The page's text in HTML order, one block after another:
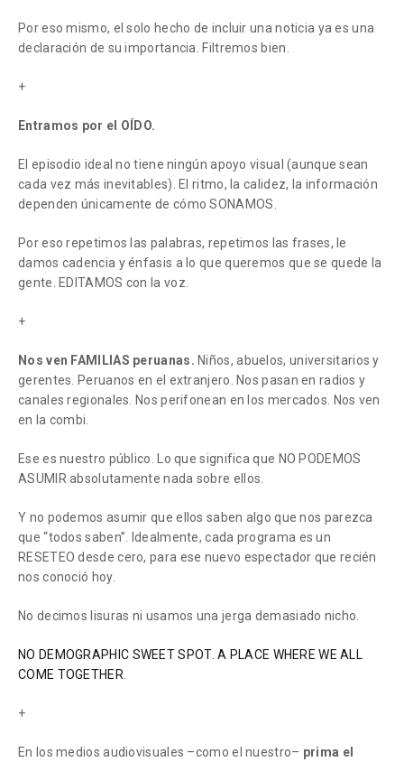
Por eso mismo, el solo hecho de incluir una noticia ya es una
declaración de su importancia. Filtremos bien.
+
Entramos por el OÍDO.
El episodio ideal no tiene ningún apoyo visual (aunque sean
cada vez más inevitables). El ritmo, la calidez, la información
dependen únicamente de cómo SONAMOS.
Por eso repetimos las palabras, repetimos las frases, le
damos cadencia y énfasis a lo que queremos que se quede la
gente. EDITAMOS con la voz.
+
Nos ven FAMILIAS peruanas. Niños, abuelos, universitarios y
gerentes. Peruanos en el extranjero. Nos pasan en radios y
canales regionales. Nos perifonean en los mercados. Nos ven
en la combi.
Ese es nuestro público. Lo que significa que NO PODEMOS
ASUMIR absolutamente nada sobre ellos.
Y no podemos asumir que ellos saben algo que nos parezca
que “todos saben”. Idealmente, cada programa es un
RESETEO desde cero, para ese nuevo espectador que recién
nos conoció hoy.
No decimos lisuras ni usamos una jerga demasiado nicho.
NO DEMOGRAPHIC SWEET SPOT. A PLACE WHERE WE ALL
COME TOGETHER
+
En los medios audiovisuales –como el nuestro– prima el